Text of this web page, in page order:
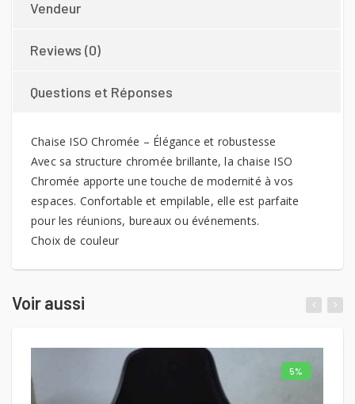
Vendeur
Reviews (0)
Questions et Réponses
Chaise ISO Chromée – Élégance et robustesse
Avec sa structure chromée brillante, la chaise ISO
Chromée apporte une touche de modernité à vos
espaces. Confortable et empilable, elle est parfaite
pour les réunions, bureaux ou événements.
Choix de couleur
Voir aussi
5%